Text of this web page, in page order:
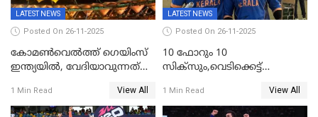
LATEST NEWS
Posted On 26-11-2025
കോമൺവെൽത്ത് ഗെയിംസ്
ഇന്ത്യയിൽ, വേദിയാവുന്നത്
1 Min Read View All
LATEST NEWS
Posted On 26-11-2025
10 ഫോറും 10
സിക്‌സും,വെടിക്കെട്ട്
അര്‍ധ സെഞ്ചുറിയുമായി
സഞ്ജു; ഒഡിഷയെ 10
1 Min Read View All